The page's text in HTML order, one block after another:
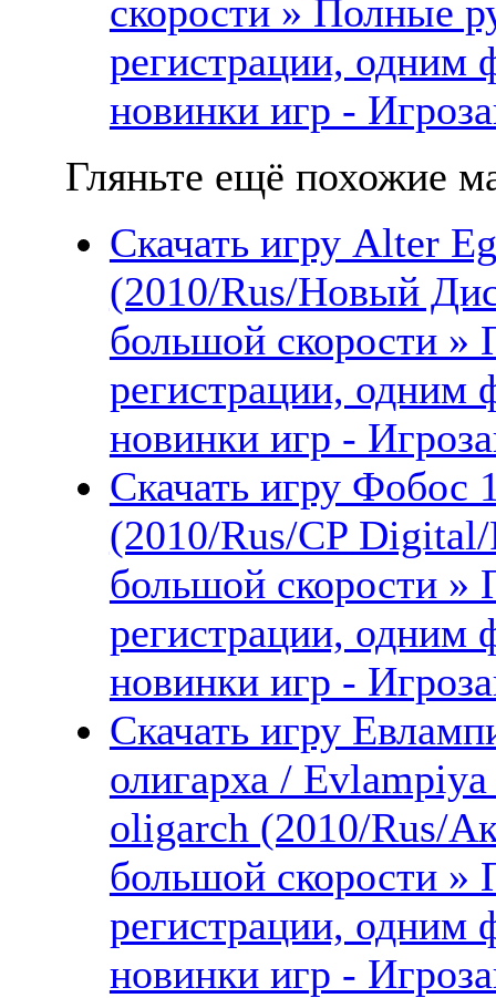
скорости » Полные
регистрации, одним
новинки игр -
Гляньте ещё похожие
Скачать игру Alter
(2010/Rus/Новый
большой скорости »
регистрации, одним
новинки игр -
Скачать игру Фобос
(2010/Rus/CP
большой скорости »
регистрации, одним
новинки игр -
Скачать игру
олигарха /
oligarch (2010/Rus/
большой скорости »
регистрации, одним
новинки игр -